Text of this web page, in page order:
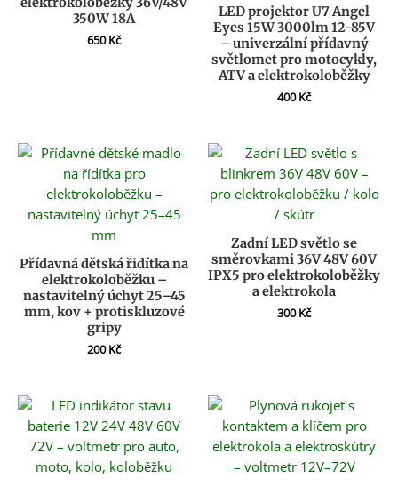
350W 18A
650Kč
LED projektor U7 Angel
Eyes 15W 3000lm 12-85V
– univerzální přídavný
světlomet pro motocykly,
ATV a elektrokoloběžky
400Kč
Přídavná dětská řidítka na
elektrokoloběžku –
nastavitelný úchyt 25–45
mm, kov + protiskluzové
gripy
200Kč
Zadní LED světlo se
směrovkami 36V 48V 60V
IPX5 pro elektrokoloběžky
a elektrokola
300Kč